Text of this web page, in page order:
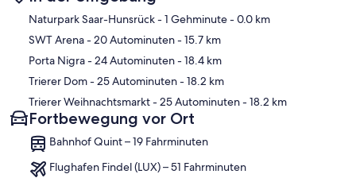
Karte
Naturpark Saar-Hunsrück- 1 Gehminute- 0.0 km
SWT Arena- 20 Autominuten- 15.7 km
Porta Nigra- 24 Autominuten- 18.4 km
Trierer Dom- 25 Autominuten- 18.2 km
Trierer Weihnachtsmarkt- 25 Autominuten- 18.2 km
Fortbewegung vor Ort
Bahnhof Quint – 19 Fahrminuten
Flughafen Findel (LUX) – 51 Fahrminuten